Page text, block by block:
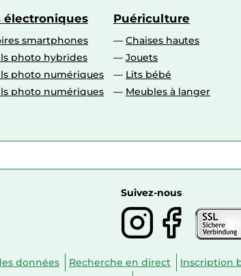
électroniques
smartphones
photo hybrides
photo numériques
photo numériques
Puériculture
Chaises hautes
Jouets
Lits bébé
Meubles à langer
Suivez-nous
données Recherche en direct Inscription